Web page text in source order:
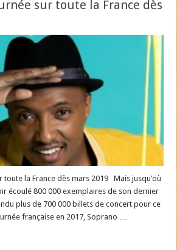
sur toute la France dès
toute la France dès mars 2019 Mais jusqu’où
écoulé 800 000 exemplaires de son dernier
plus de 700 000 billets de concert pour ce
française en 2017, Soprano …